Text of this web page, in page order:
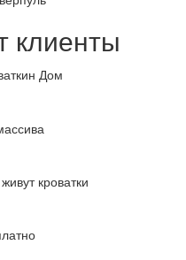
клиенты
кроватки